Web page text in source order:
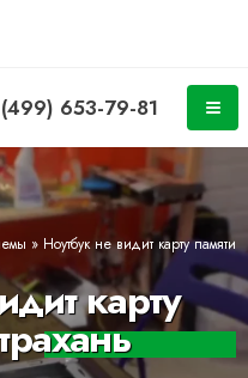
653-79-81
» Ноутбук не видит карту памяти
карту